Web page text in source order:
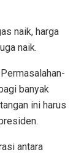
naik, harga
naik.
banyak
ini harus
antara